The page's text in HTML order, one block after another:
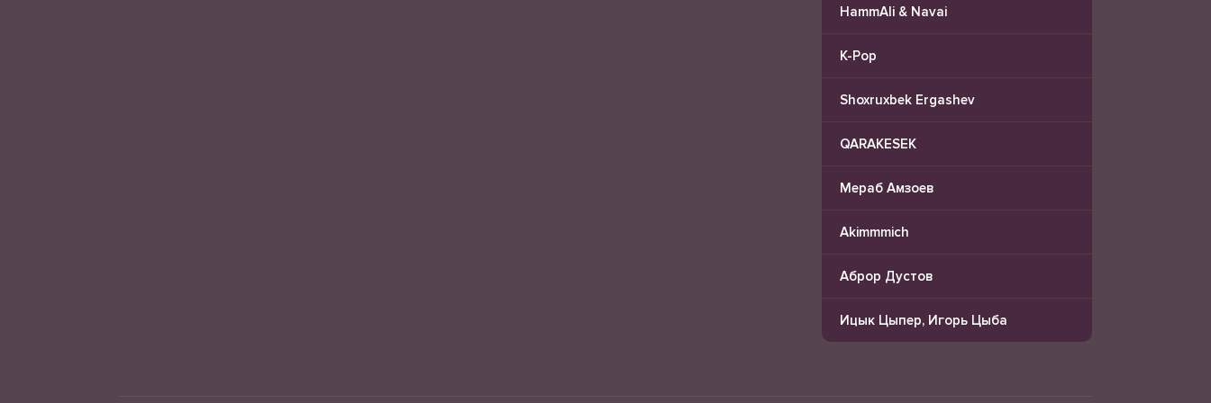
HammAli & Navai
K-Pop
Shoxruxbek Ergashev
QARAKESEK
Мераб Амзоев
Akimmmich
Аброр Дустов
Ицык Цыпер, Игорь Цыба